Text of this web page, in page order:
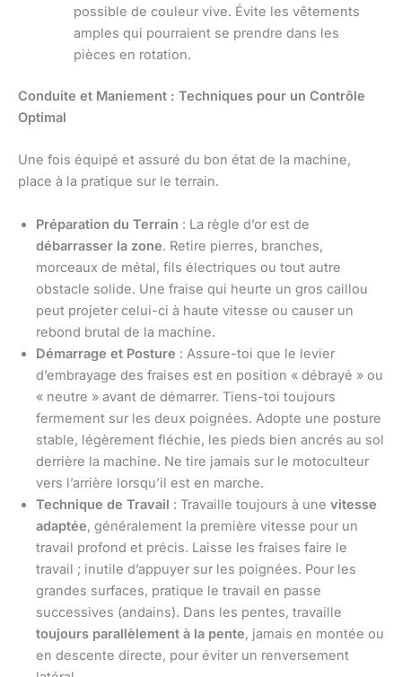
possible de couleur vive. Évite les vêtements
amples qui pourraient se prendre dans les
pièces en rotation.
Conduite et Maniement : Techniques pour un Contrôle
Optimal
Une fois équipé et assuré du bon état de la machine,
place à la pratique sur le terrain.
Préparation du Terrain : La règle d’or est de
débarrasser la zone. Retire pierres, branches,
morceaux de métal, fils électriques ou tout autre
obstacle solide. Une fraise qui heurte un gros caillou
peut projeter celui-ci à haute vitesse ou causer un
rebond brutal de la machine.
Démarrage et Posture : Assure-toi que le levier
d’embrayage des fraises est en position « débrayé » ou
« neutre » avant de démarrer. Tiens-toi toujours
fermement sur les deux poignées. Adopte une posture
stable, légèrement fléchie, les pieds bien ancrés au sol
derrière la machine. Ne tire jamais sur le motoculteur
vers l’arrière lorsqu’il est en marche.
Technique de Travail : Travaille toujours à une vitesse
adaptée, généralement la première vitesse pour un
travail profond et précis. Laisse les fraises faire le
travail ; inutile d’appuyer sur les poignées. Pour les
grandes surfaces, pratique le travail en passe
successives (andains). Dans les pentes, travaille
toujours parallèlement à la pente, jamais en montée ou
en descente directe, pour éviter un renversement